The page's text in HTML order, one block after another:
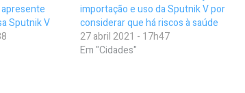
Sputnik V
importação e uso da Sputnik V por
considerar que há riscos à saúde
27 abril 2021 - 17h47
Em "Cidades"